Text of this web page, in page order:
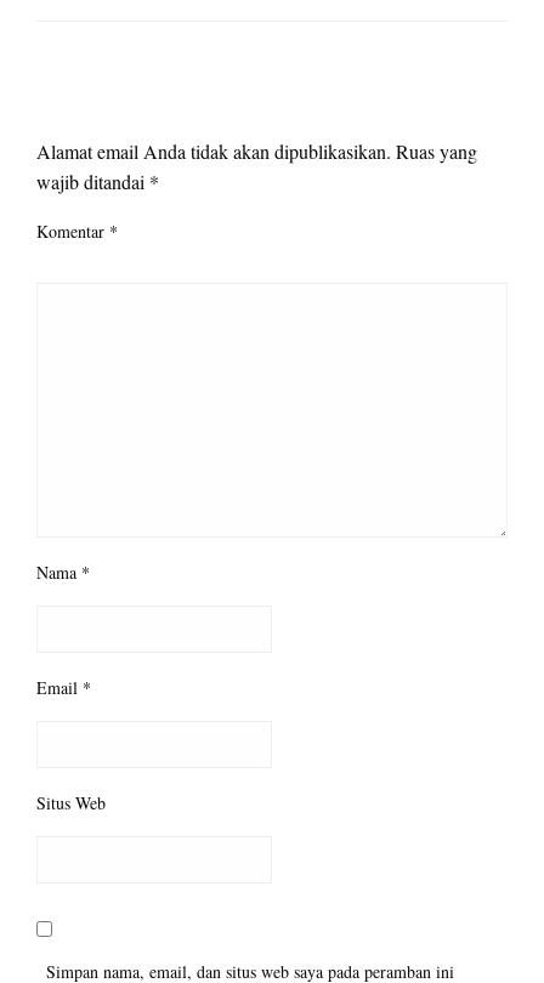
Alamat email Anda tidak akan dipublikasikan. Ruas yang
wajib ditandai *
Komentar *
Nama *
Email *
Situs Web
Simpan nama, email, dan situs web saya pada peramban ini